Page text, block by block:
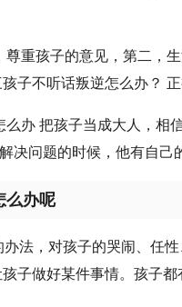
重孩子的意见，第二，
子不听话叛逆怎么办？
办 把孩子当成大人，相
决问题的时候，他有自己
么办呢
办法，对孩子的哭闹、任
子做好某件事情。孩子